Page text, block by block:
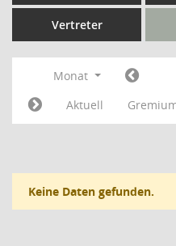
Vertreter
Monat
Aktuell
Keine Daten gefunden.